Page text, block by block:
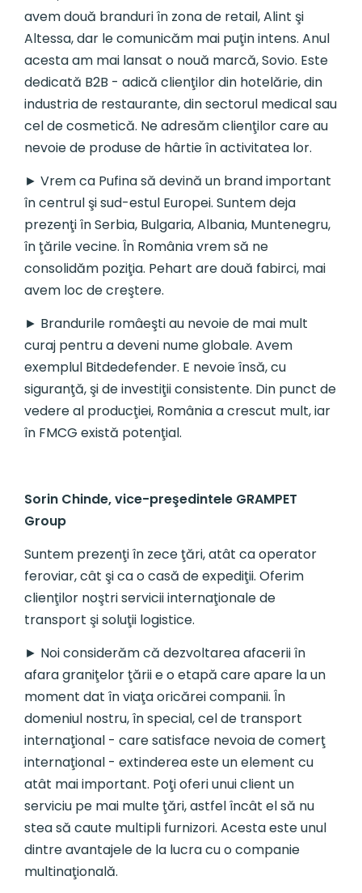
avem două branduri în zona de retail, Alint şi
Altessa, dar le comunicăm mai puţin intens. Anul
acesta am mai lansat o nouă marcă, Sovio. Este
dedicată B2B - adică clienţilor din hotelărie, din
industria de restaurante, din sectorul medical sau
cel de cosmetică. Ne adresăm clienţilor care au
nevoie de produse de hârtie în activitatea lor.
► Vrem ca Pufina să devină un brand important
în centrul şi sud-estul Europei. Suntem deja
prezenţi în Serbia, Bulgaria, Albania, Muntenegru,
în ţările vecine. În România vrem să ne
consolidăm poziţia. Pehart are două fabirci, mai
avem loc de creştere.
► Brandurile româeşti au nevoie de mai mult
curaj pentru a deveni nume globale. Avem
exemplul Bitdedefender. E nevoie însă, cu
siguranţă, şi de investiţii consistente. Din punct de
vedere al producţiei, România a crescut mult, iar
în FMCG există potenţial.
Sorin Chinde, vice-preşedintele GRAMPET
Group
Suntem prezenţi în zece ţări, atât ca operator
feroviar, cât şi ca o casă de expediţii. Oferim
clienţilor noştri servicii internaţionale de
transport şi soluţii logistice.
► Noi considerăm că dezvoltarea afacerii în
afara graniţelor ţării e o etapă care apare la un
moment dat în viaţa oricărei companii. În
domeniul nostru, în special, cel de transport
internaţional - care satisface nevoia de comerţ
internaţional - extinderea este un element cu
atât mai important. Poţi oferi unui client un
serviciu pe mai multe ţări, astfel încât el să nu
stea să caute multipli furnizori. Acesta este unul
dintre avantajele de la lucra cu o companie
multinaţională.